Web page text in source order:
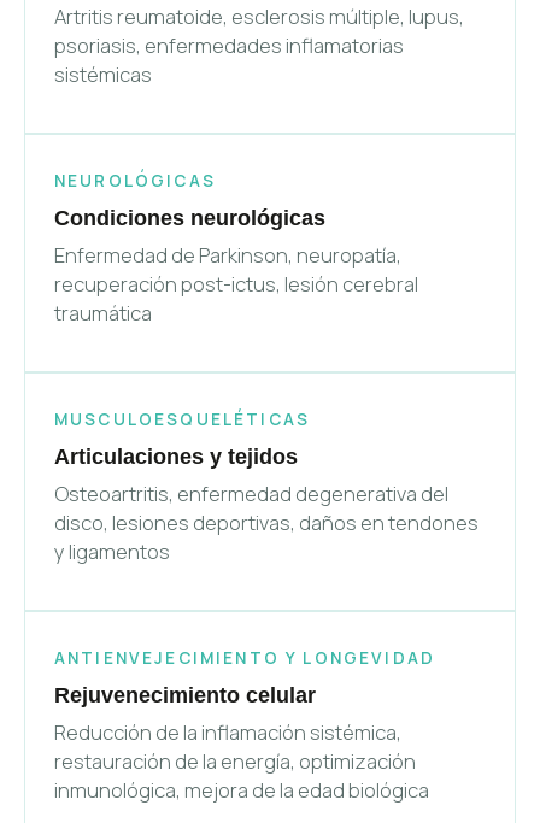
Artritis reumatoide, esclerosis múltiple, lupus,
psoriasis, enfermedades inflamatorias
sistémicas
NEUROLÓGICAS
Condiciones neurológicas
Enfermedad de Parkinson, neuropatía,
recuperación post-ictus, lesión cerebral
traumática
MUSCULOESQUELÉTICAS
Articulaciones y tejidos
Osteoartritis, enfermedad degenerativa del
disco, lesiones deportivas, daños en tendones
y ligamentos
ANTIENVEJECIMIENTO Y LONGEVIDAD
Rejuvenecimiento celular
Reducción de la inflamación sistémica,
restauración de la energía, optimización
inmunológica, mejora de la edad biológica